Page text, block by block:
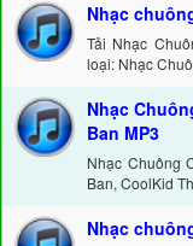
Nhạc
Tải Nhạc
loại: Nhạc
Nhạc
Ban MP3
Nhạc Chuông
Ban, CoolKid
Nhạc